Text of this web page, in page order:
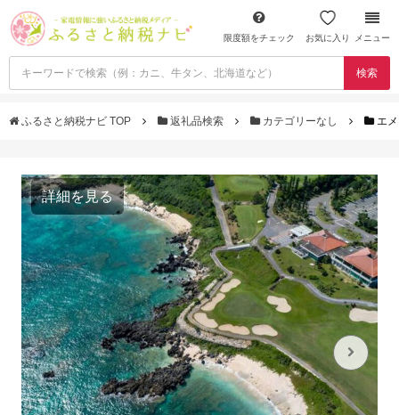
限度額をチェック お気に入り メニュー
検索
ふるさと納税ナビ TOP 返礼品検索 カテゴリーなし エ
詳細を見る